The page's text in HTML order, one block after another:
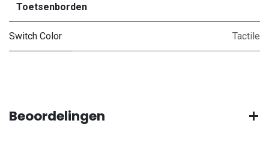
Toetsenborden
Switch Color Tactile
Beoordelingen